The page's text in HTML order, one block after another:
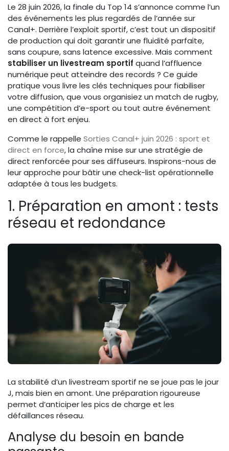
Le 28 juin 2026, la finale du Top 14 s’annonce comme l’un
des événements les plus regardés de l’année sur
Canal+. Derrière l’exploit sportif, c’est tout un dispositif
de production qui doit garantir une fluidité parfaite,
sans coupure, sans latence excessive. Mais comment
stabiliser un livestream sportif quand l’affluence
numérique peut atteindre des records ? Ce guide
pratique vous livre les clés techniques pour fiabiliser
votre diffusion, que vous organisiez un match de rugby,
une compétition d’e-sport ou tout autre événement
en direct à fort enjeu.
Comme le rappelle Sorties Canal+ juin 2026 : sport et
direct en force, la chaîne mise sur une stratégie de
direct renforcée pour ses diffuseurs. Inspirons-nous de
leur approche pour bâtir une check-list opérationnelle
adaptée à tous les budgets.
1. Préparation en amont : tests
réseau et redondance
La stabilité d’un livestream sportif ne se joue pas le jour
J, mais bien en amont. Une préparation rigoureuse
permet d’anticiper les pics de charge et les
défaillances réseau.
Analyse du besoin en bande